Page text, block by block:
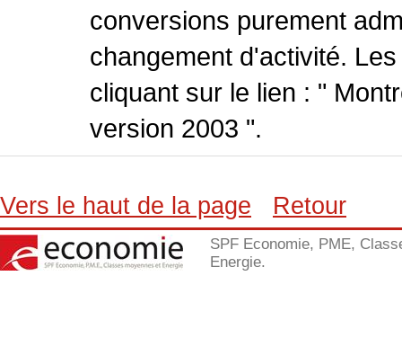
conversions purement
changement d'activité.
cliquant sur le lien : "
version 2003 ".
Vers le haut de la page Retour
SPF Economie, PME,
Energie.